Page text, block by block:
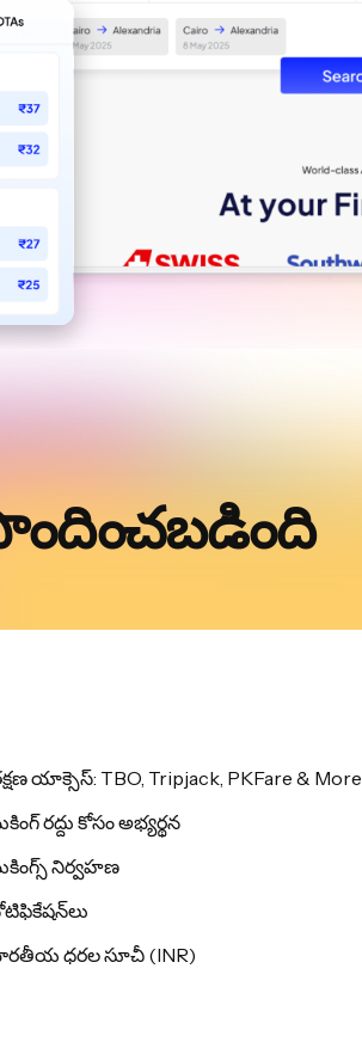
యాక్సెస్: TBO, Tripjack, PKFare & More
రద్దు కోసం అభ్యర్థన
నిర్వహణ
ధరల సూచీ (INR)